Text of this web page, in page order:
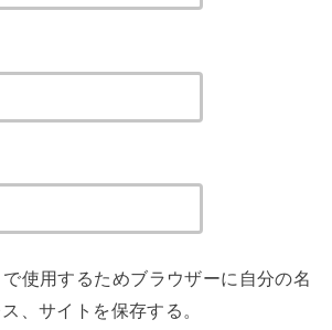
使用するためブラウザーに自分の名
、サイトを保存する。